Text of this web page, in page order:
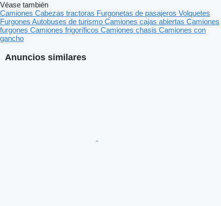
Anuncios similares
Véase también
Camiones Cabezas tractoras Furgonetas de pasajeros Volquetes
Furgones Autobuses de turismo Camiones cajas abiertas Camiones
furgones Camiones frigoríficos Camiones chasis Camiones con
gancho